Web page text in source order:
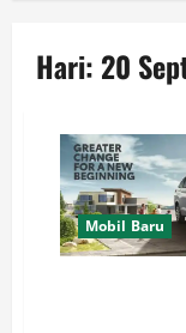
Hari: 20
Mobil Baru